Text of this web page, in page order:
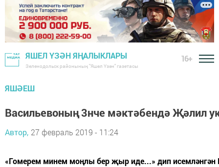
ЯШЕЛ ҮЗӘН ЯҢАЛЫКЛАРЫ
Зеленодольск районының "Яшел Үзән" газетасы
16+
ЯШӘЕШ
Васильевоның 3нче мәктәбендә Җәлил
Автор, 27 февраль 2019 - 11:24
«Гомерем минем моңлы бер җыр иде...» дип исемләнгән